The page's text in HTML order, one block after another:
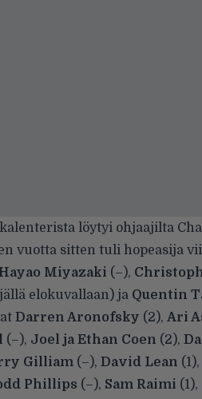
löytyi ohjaajilta
vuotta sitten tuli hopeasija
Hayao Miyazaki (–),
elokuvallaan) ja Quentin
Darren Aronofsky (2), Ari
(–), Joel ja Ethan Coen (2),
Gilliam (–), David Lean (1),
Phillips (–), Sam Raimi (1),